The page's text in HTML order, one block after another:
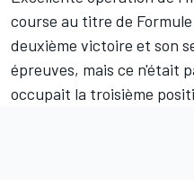
course au titre de
deuxième victoire et son
épreuves, mais ce n'était
occupait la troisième